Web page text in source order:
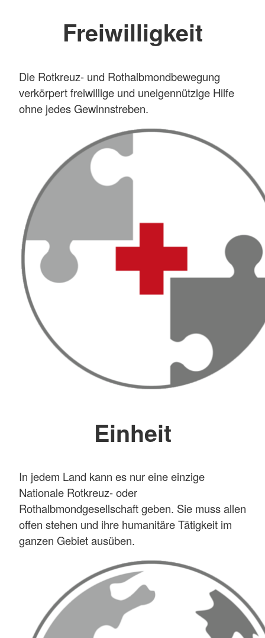
Freiwilligkeit
Die Rotkreuz- und Rothalbmondbewegung
verkörpert freiwillige und uneigennützige Hilfe
ohne jedes Gewinnstreben.
Einheit
In jedem Land kann es nur eine einzige
Nationale Rotkreuz- oder
Rothalbmondgesellschaft geben. Sie muss allen
offen stehen und ihre humanitäre Tätigkeit im
ganzen Gebiet ausüben.